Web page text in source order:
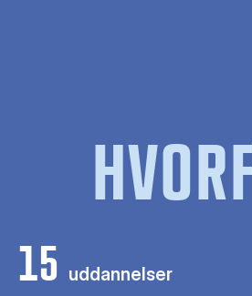
15 uddannelser